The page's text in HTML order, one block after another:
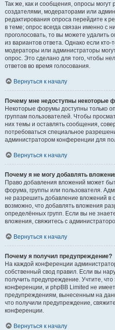
Так же, как и сообщения, опросы могут
создателями, модераторами или
редактирования опроса перейдите к
в теме; опрос всегда связан именно с
проголосовать, то вы можете удалить
из вариантов ответа. Однако если кто-
модераторы или администраторы
опрос. Это сделано для того, чтобы
ответов во время голосования.
Вернуться к началу
Почему мне недоступны некоторые
Некоторые форумы доступны только
группам пользователей. Чтобы
них темы и оставлять сообщения,
потребоваться специальное
администратором конференции для
Вернуться к началу
Почему я не могу добавлять
Право добавления вложений может
форума, группы или пользователя.
не разрешить добавление вложений в
возможно, что добавлять вложения
определённых групп. Если вы не
вложения, свяжитесь с
Вернуться к началу
Почему я получил предупреждение?
На каждой конференции
собственный свод правил. Если вы
получить предупреждение. Учтите,
конференции, и phpBB Limited не
предупреждениям, вынесенным на
что получили предупреждение,
конференции.
Вернуться к началу